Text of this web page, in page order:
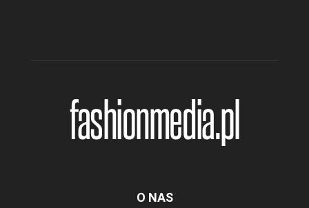
O NAS